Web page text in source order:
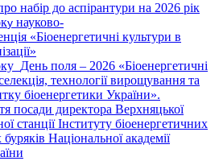
до аспірантури на 2026 рік
у науково-
«Біоенергетичні культури в
День поля – 2026 «Біоенергетичні
технології вирощування та
біоенергетики України».
посади директора Верхняцької
станції Інституту біоенергетичних
Національної академії